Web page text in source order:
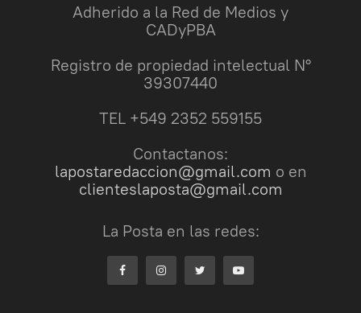
Adherido a la Red de Medios y
CADyPBA
Registro de propiedad intelectual N°
39307440
TEL +549 2352 559155
Contactanos:
lapostaredaccion@gmail.com o en
clienteslaposta@gmail.com
La Posta en las redes: